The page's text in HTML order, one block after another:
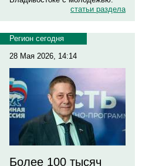
статьи раздела
Регион сегодня
28 Мая 2026, 14:14
Более 100 тысяч